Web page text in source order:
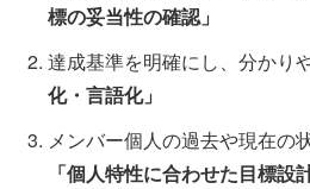
標の妥当性の確認」
達成基準を明確にし、分かり
化・言語化」
メンバー個人の過去や現在の
「個人特性に合わせた目標設